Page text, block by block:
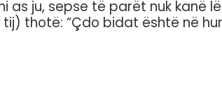
ju, sepse të parët nuk kanë
thotë: “Çdo bidat është në